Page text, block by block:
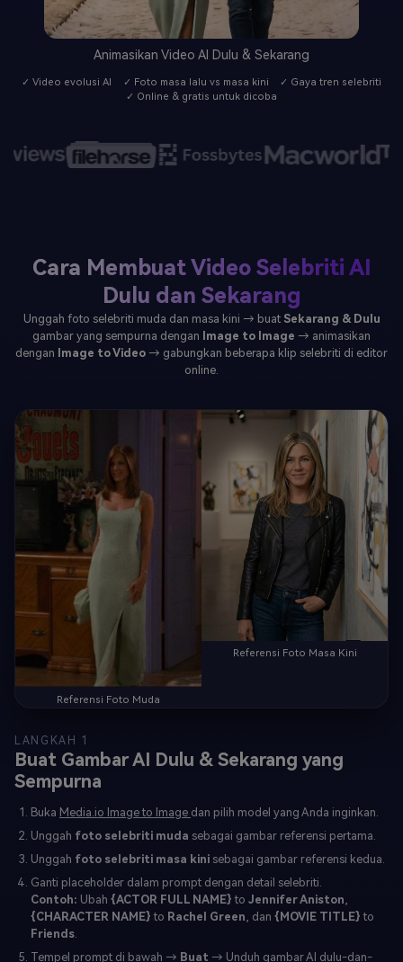
Animasikan Video AI Dulu & Sekarang
✓ Video evolusi AI ✓ Foto masa lalu vs masa kini
✓ Gaya tren selebriti
✓ Online & gratis untuk dicoba
Cara Membuat Video Selebriti AI
Dulu dan Sekarang
Unggah foto selebriti muda dan masa kini → buat Sekarang & Dulu
gambar yang sempurna dengan Image to Image → animasikan
dengan Image to Video → gabungkan beberapa klip selebriti di editor
online.
Referensi Foto Muda
Referensi Foto Masa Kini
LANGKAH 1
Buat Gambar AI Dulu & Sekarang yang
Sempurna
Buka Media.io Image to Image dan pilih model yang Anda inginkan.
Unggah foto selebriti muda sebagai gambar referensi pertama.
Unggah foto selebriti masa kini sebagai gambar referensi kedua.
Ganti placeholder dalam prompt dengan detail selebriti.
Contoh: Ubah {ACTOR FULL NAME} to Jennifer Aniston
{CHARACTER NAME} to Rachel Green , dan {MOVIE TITLE} to
Friends
Tempel prompt di bawah → Buat → Unduh gambar AI dulu-dan-